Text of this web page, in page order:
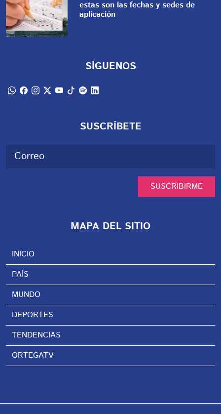
estas son las fechas y sedes de
aplicación
SÍGUENOS
SUSCRÍBETE
SUSCRIBIRME
MAPA DEL SITIO
INICIO
PAÍS
MUNDO
DEPORTES
TENDENCIAS
ORTEGATV